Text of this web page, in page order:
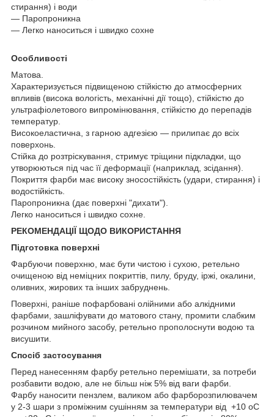
стирання) і води
― Паропроникна
― Легко наноситься і швидко сохне
Особливості
Матова.
Характеризується підвищеною стійкістю до атмосферних
впливів (висока вологість, механічні дії тощо), стійкістю до
ультрафіолетового випромінювання, стійкістю до перепадів
температур.
Високоеластична, з гарною адгезією — прилипає до всіх
поверхонь.
Стійка до розтріскування, стримує тріщини підкладки, що
утворюються під час її деформації (наприклад, зсідання).
Покриття фарби має високу зносостійкість (удари, стирання) і
водостійкість.
Паропроникна (дає поверхні "дихати").
Легко наноситься і швидко сохне.
РЕКОМЕНДАЦІЇ ЩОДО ВИКОРИСТАННЯ
Підготовка поверхні
Фарбуючи поверхню, має бути чистою і сухою, ретельно
очищеною від неміцних покриттів, пилу, бруду, іржі, окалини,
оливних, жирових та інших забруднень.
Поверхні, раніше пофарбовані олійними або алкідними
фарбами, зашліфувати до матового стану, промити слабким
розчином мийного засобу, ретельно прополоснути водою та
висушити.
Спосіб застосування
Перед нанесенням фарбу ретельно перемішати, за потреби
розбавити водою, але не більш ніж 5% від ваги фарби.
Фарбу наносити пензлем, валиком або фарборозпилювачем
у 2-3 шари з проміжним сушінням за температури від +10 oС